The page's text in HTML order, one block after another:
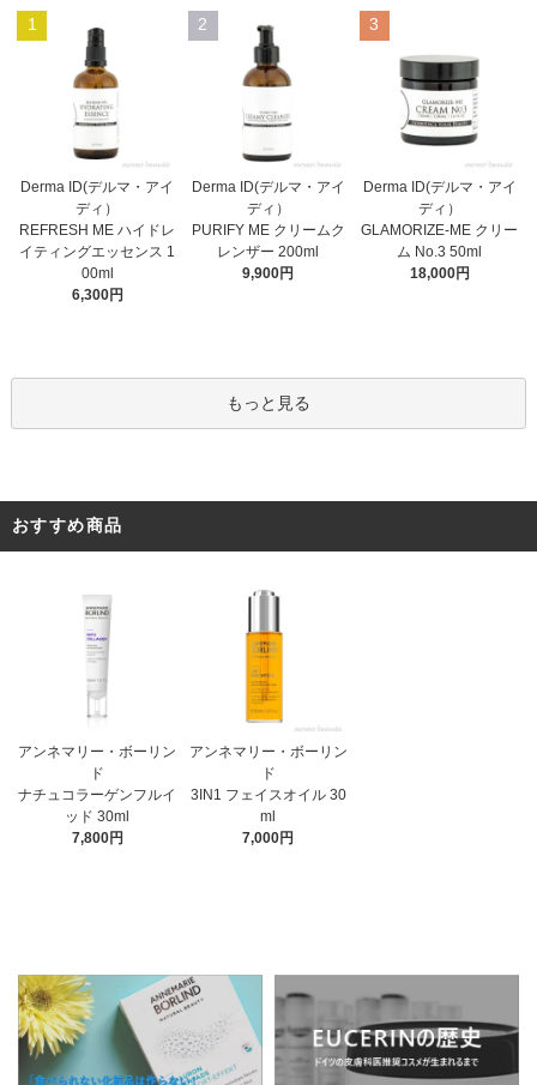
1
Derma ID(デルマ・アイ
ディ）
REFRESH ME ハイドレ
イティングエッセンス 1
00ml
6,300円
2
Derma ID(デルマ・アイ
ディ）
PURIFY ME クリームク
レンザー 200ml
9,900円
3
Derma ID(デルマ・アイ
ディ）
GLAMORIZE-ME クリー
ム No.3 50ml
18,000円
もっと見る
おすすめ商品
アンネマリー・ボーリン
ド
ナチュコラーゲンフルイ
ッド 30ml
7,800円
アンネマリー・ボーリン
ド
3IN1 フェイスオイル 30
ml
7,000円